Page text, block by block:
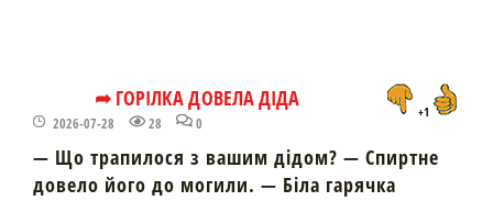
➦ ГОРІЛКА ДОВЕЛА ДІДА
2026-07-28 28 0
+1
— Що трапилося з вашим дідом? — Спиртне
довело його до могили. — Біла гарячка